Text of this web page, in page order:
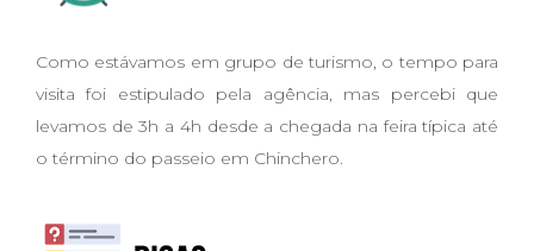
Como estávamos em grupo de turismo, o tempo para
visita foi estipulado pela agência, mas percebi que
levamos de 3h a 4h desde a chegada na feira típica até
o término do passeio em Chinchero.